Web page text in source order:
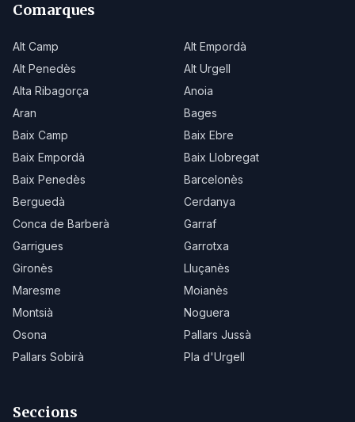
Comarques
Alt Camp
Alt Empordà
Alt Penedès
Alt Urgell
Alta Ribagorça
Anoia
Aran
Bages
Baix Camp
Baix Ebre
Baix Empordà
Baix Llobregat
Baix Penedès
Barcelonès
Berguedà
Cerdanya
Conca de Barberà
Garraf
Garrigues
Garrotxa
Gironès
Lluçanès
Maresme
Moianès
Montsià
Noguera
Osona
Pallars Jussà
Pallars Sobirà
Pla d'Urgell
Seccions